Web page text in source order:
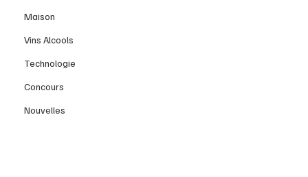
Maison
Vins Alcools
Technologie
Concours
Nouvelles